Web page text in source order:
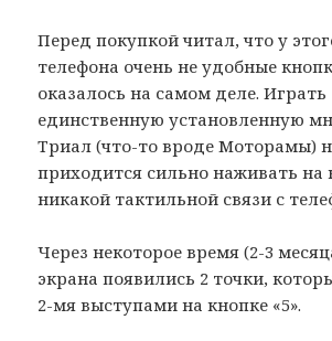
Перед покупкой читал, что у
телефона очень не удобные
оказалось на самом деле. Играть
единственную установленную
Триал (что-то вроде Моторамы)
приходится сильно наживать на
никакой тактильной связи с
Через некоторое время (2-3
экрана появились 2 точки,
2-мя выступами на кнопке «5».